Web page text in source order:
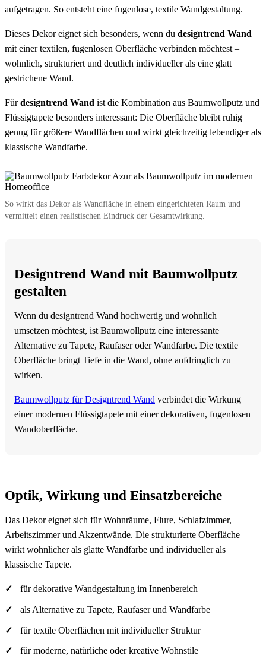
aufgetragen. So entsteht eine fugenlose, textile Wandgestaltung.
Dieses Dekor eignet sich besonders, wenn du designtrend Wand
mit einer textilen, fugenlosen Oberfläche verbinden möchtest –
wohnlich, strukturiert und deutlich individueller als eine glatt
gestrichene Wand.
Fürdesigntrend Wand ist die Kombination aus Baumwollputz und
Flüssigtapete besonders interessant: Die Oberfläche bleibt ruhig
genug für größere Wandflächen und wirkt gleichzeitig lebendiger als
klassische Wandfarbe.
So wirkt das Dekor als Wandfläche in einem eingerichteten Raum und
vermittelt einen realistischen Eindruck der Gesamtwirkung.
Designtrend Wand mit Baumwollputz
gestalten
Wenn du designtrend Wand hochwertig und wohnlich
umsetzen möchtest, ist Baumwollputz eine interessante
Alternative zu Tapete, Raufaser oder Wandfarbe. Die textile
Oberfläche bringt Tiefe in die Wand, ohne aufdringlich zu
wirken.
Baumwollputz für Designtrend Wand verbindet die Wirkung
einer modernen Flüssigtapete mit einer dekorativen, fugenlosen
Wandoberfläche.
Optik, Wirkung und Einsatzbereiche
Das Dekor eignet sich für Wohnräume, Flure, Schlafzimmer,
Arbeitszimmer und Akzentwände. Die strukturierte Oberfläche
wirkt wohnlicher als glatte Wandfarbe und individueller als
klassische Tapete.
für dekorative Wandgestaltung im Innenbereich
als Alternative zu Tapete, Raufaser und Wandfarbe
für textile Oberflächen mit individueller Struktur
für moderne, natürliche oder kreative Wohnstile